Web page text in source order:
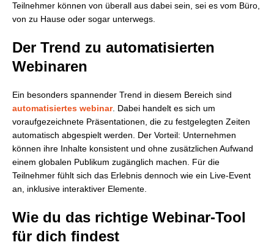
Teilnehmer können von überall aus dabei sein, sei es vom Büro,
von zu Hause oder sogar unterwegs.
Der Trend zu automatisierten
Webinaren
Ein besonders spannender Trend in diesem Bereich sind
automatisiertes webinar. Dabei handelt es sich um
voraufgezeichnete Präsentationen, die zu festgelegten Zeiten
automatisch abgespielt werden. Der Vorteil: Unternehmen
können ihre Inhalte konsistent und ohne zusätzlichen Aufwand
einem globalen Publikum zugänglich machen. Für die
Teilnehmer fühlt sich das Erlebnis dennoch wie ein Live-Event
an, inklusive interaktiver Elemente.
Wie du das richtige Webinar-Tool
für dich findest